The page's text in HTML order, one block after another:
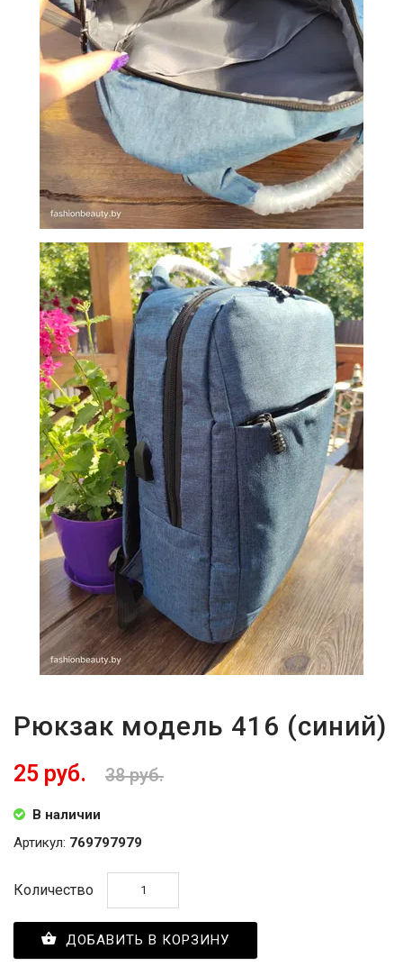
Рюкзак модель 416 (синий)
25 руб. 38 руб.
В наличии
Артикул: 769797979
Количество
ДОБАВИТЬ В КОРЗИНУ